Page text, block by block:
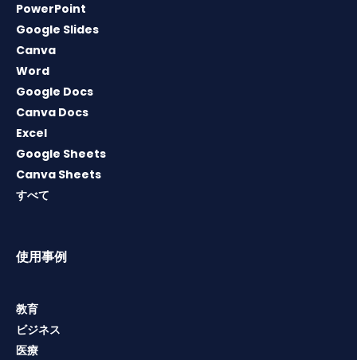
PowerPoint
Google Slides
Canva
Word
Google Docs
Canva Docs
Excel
Google Sheets
Canva Sheets
すべて
使用事例
教育
ビジネス
医療